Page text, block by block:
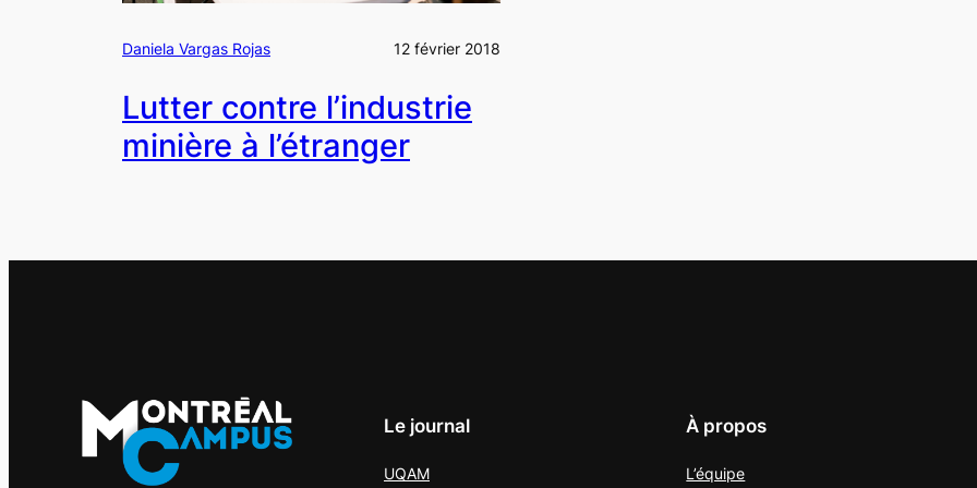
Daniela Vargas Rojas 12 février 2018
Lutter contre l’industrie
minière à l’étranger
Le journal
UQAM
À propos
L’équipe